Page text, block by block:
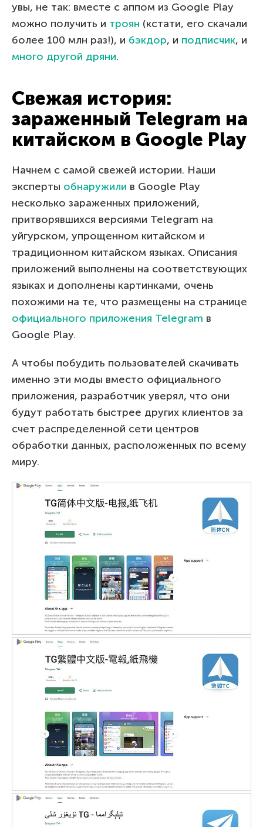
увы, не так: вместе с аппом из Google Play
можно получить и троян (кстати, его скачали
более 100 млн раз!), и бэкдор, и подписчик, и
много другой дряни.
Свежая история:
зараженный Telegram на
китайском в Google Play
Начнем с самой свежей истории. Наши
эксперты обнаружили в Google Play
несколько зараженных приложений,
притворявшихся версиями Telegram на
уйгурском, упрощенном китайском и
традиционном китайском языках. Описания
приложений выполнены на соответствующих
языках и дополнены картинками, очень
похожими на те, что размещены на странице
официального приложения Telegram в
Google Play.
А чтобы побудить пользователей скачивать
именно эти моды вместо официального
приложения, разработчик уверял, что они
будут работать быстрее других клиентов за
счет распределенной сети центров
обработки данных, расположенных по всему
миру.